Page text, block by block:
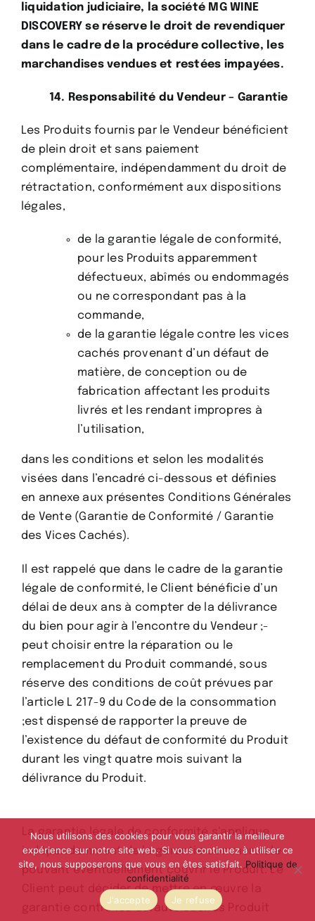
liquidation judiciaire, la société MG WINE
DISCOVERY se réserve le droit de revendiquer
dans le cadre de la procédure collective, les
marchandises vendues et restées impayées.
14. Responsabilité du Vendeur – Garantie
Les Produits fournis par le Vendeur bénéficient
de plein droit et sans paiement
complémentaire, indépendamment du droit de
rétractation, conformément aux dispositions
légales,
de la garantie légale de conformité,
pour les Produits apparemment
défectueux, abîmés ou endommagés
ou ne correspondant pas à la
commande,
de la garantie légale contre les vices
cachés provenant d’un défaut de
matière, de conception ou de
fabrication affectant les produits
livrés et les rendant impropres à
l’utilisation,
dans les conditions et selon les modalités
visées dans l’encadré ci-dessous et définies
en annexe aux présentes Conditions Générales
de Vente (Garantie de Conformité / Garantie
des Vices Cachés).
Il est rappelé que dans le cadre de la garantie
légale de conformité, le Client bénéficie d’un
délai de deux ans à compter de la délivrance
du bien pour agir à l’encontre du Vendeur ;-
peut choisir entre la réparation ou le
remplacement du Produit commandé, sous
réserve des conditions de coût prévues par
l’article L 217-9 du Code de la consommation
;est dispensé de rapporter la preuve de
l’existence du défaut de conformité du Produit
durant les vingt quatre mois suivant la
délivrance du Produit.
La garantie légale de conformité s’applique
indépendamment de la garantie commerciale
pouvant éventuellement couvrir le Produit. Le
Client peut décider de mettre en œuvre la
garantie contre les défauts cachés Produit
Nous utilisons des cookies pour vous garantir la meilleure
expérience sur notre site web. Si vous continuez à utiliser ce
site, nous supposerons que vous en êtes satisfait. Politique de
confidentialité
J'accepte
Je refuse